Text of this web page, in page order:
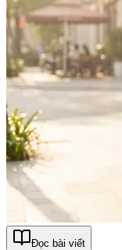
Đọc bài viết